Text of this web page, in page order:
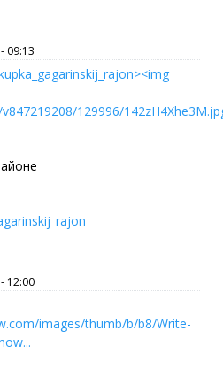
09:13
129996/
12:00
images/thumb/b/b8/Write-